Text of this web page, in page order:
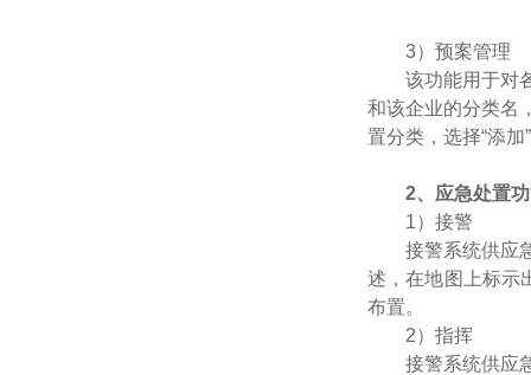
3）预案管理
该功能用于对
和该企业的分类名
置分类，选择“添
2、应急处置功
1）接警
接警系统供应
述，在地图上标示
布置。
2）指挥
接警系统供应